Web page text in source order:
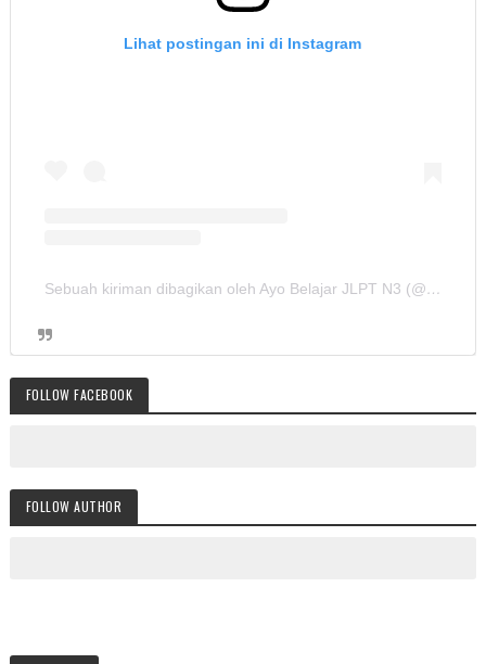
Lihat postingan ini di Instagram
Sebuah kiriman dibagikan oleh Ayo Belajar JLPT N3 (@ayobelajar_jlptn3)
FOLLOW FACEBOOK
FOLLOW AUTHOR